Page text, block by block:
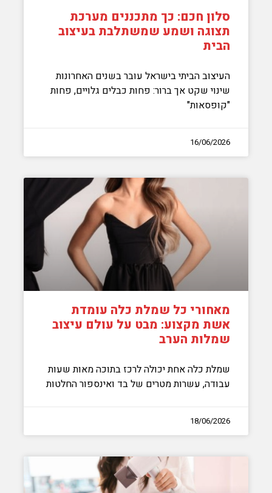
סלון חכם: כך מתכננים מערכת
תצוגה ושמע שמשתלבת בעיצוב
הבית
העיצוב הביתי בישראל עובר בשנים האחרונות
שינוי שקט אך ברור: פחות כבלים גלויים, פחות
"קופסאות"
16/06/2026
מאחורי כל שמלת כלה עומדת
אשת מקצוע: מבט על עולם עיצוב
שמלות הערב
שמלת כלה אחת יכולה לרכז בתוכה מאות שעות
עבודה, עשרות מטרים של בד ואינספור החלטות
18/06/2026